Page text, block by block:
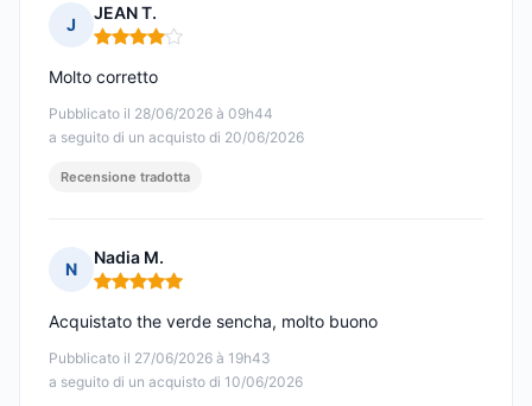
J
JEAN T.
Nota: 4 su 5
Pubblicato il 28/06/2026 à 09h44
a seguito di un acquisto di 20/06/2026
Molto corretto
Recensione tradotta
N
Nadia M.
Nota: 5 su 5
Pubblicato il 27/06/2026 à 19h43
a seguito di un acquisto di 10/06/2026
Acquistato the verde sencha, molto buono